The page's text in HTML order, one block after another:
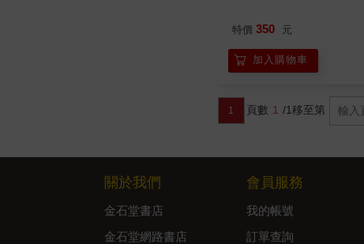
特價 350 元
加入購物車
1 頁數 1 /1移至第
關於我們
金石堂書店
金石堂網路書店
會員服務
我的帳號
訂單查詢